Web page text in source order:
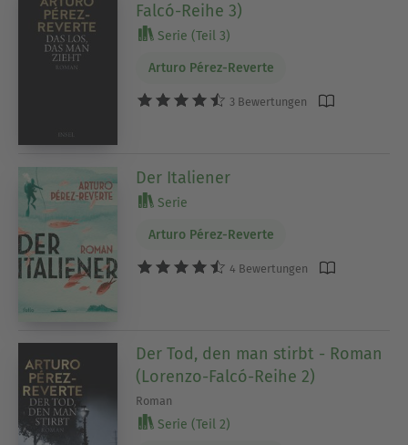
Falcó-Reihe 3)
Serie (Teil 3)
Arturo Pérez-Reverte
3 Bewertungen
Der Italiener
Serie
Arturo Pérez-Reverte
4 Bewertungen
Der Tod, den man stirbt - Roman
(Lorenzo-Falcó-Reihe 2)
Roman
Serie (Teil 2)